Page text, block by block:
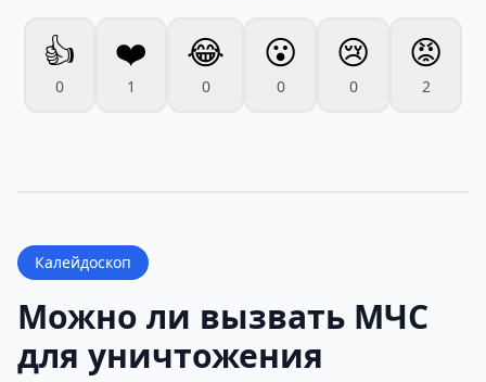
👍
0
❤️
1
😂
0
😮
0
😢
0
😡
2
Калейдоскоп
Можно ли вызвать МЧС
для уничтожения